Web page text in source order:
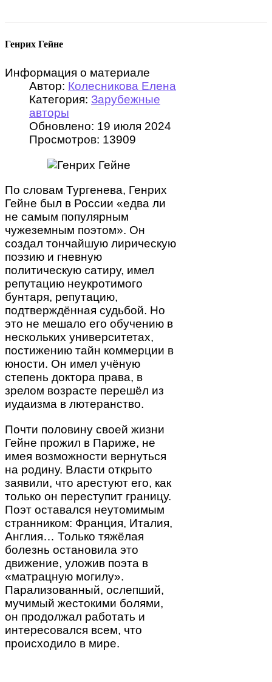
Генрих Гейне
Информация о материале
Автор: Колесникова Елена
Категория: Зарубежные
авторы
Обновлено: 19 июля 2024
Просмотров: 13909
По словам Тургенева, Генрих
Гейне был в России «едва ли
не самым популярным
чужеземным поэтом». Он
создал тончайшую лирическую
поэзию и гневную
политическую сатиру, имел
репутацию неукротимого
бунтаря, репутацию,
подтверждённая судьбой. Но
это не мешало его обучению в
нескольких университетах,
постижению тайн коммерции в
юности. Он имел учёную
степень доктора права, в
зрелом возрасте перешёл из
иудаизма в лютеранство.
Почти половину своей жизни
Гейне прожил в Париже, не
имея возможности вернуться
на родину. Власти открыто
заявили, что арестуют его, как
только он переступит границу.
Поэт оставался неутомимым
странником: Франция, Италия,
Англия… Только тяжёлая
болезнь остановила это
движение, уложив поэта в
«матрацную могилу».
Парализованный, ослепший,
мучимый жестокими болями,
он продолжал работать и
интересовался всем, что
происходило в мире.